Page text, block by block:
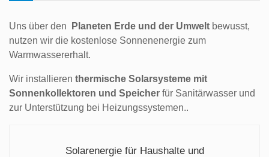
Uns über den Planeten Erde und der Umwelt bewusst,
nutzen wir die kostenlose Sonnenenergie zum
Warmwassererhalt.
Wir installieren thermische Solarsysteme mit
Sonnenkollektoren und Speicher für Sanitärwasser und
zur Unterstützung bei Heizungssystemen..
Solarenergie für Haushalte und